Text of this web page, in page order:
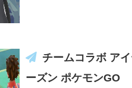
チームコラボ ア
ーズン ポケモンGO